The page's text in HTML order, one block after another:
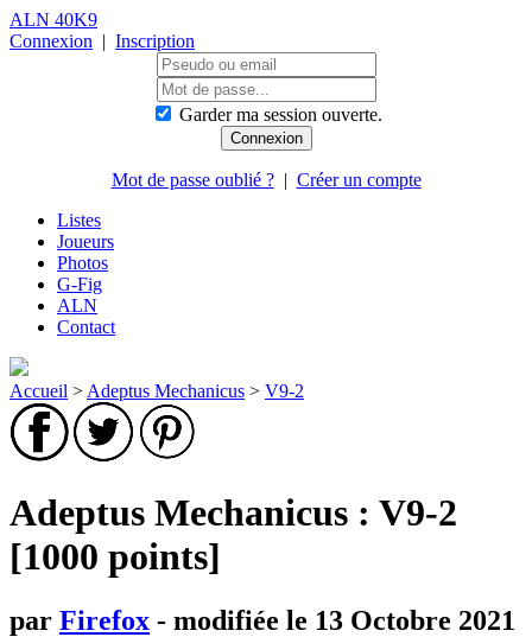
ALN 40K9
Connexion | Inscription
Garder ma session ouverte.
Mot de passe oublié ?| Créer un compte
Listes
Joueurs
Photos
G-Fig
ALN
Contact
Accueil > Adeptus Mechanicus > V9-2
Adeptus Mechanicus : V9-2
[1000 points]
par Firefox - modifiée le 13 Octobre 2021